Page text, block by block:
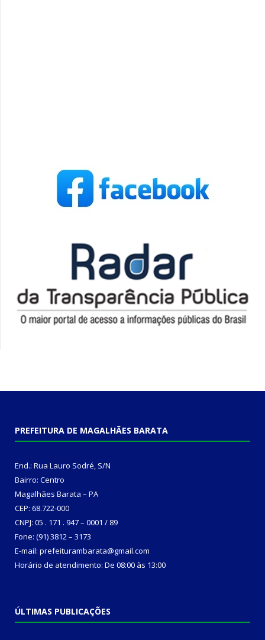
PREFEITURA DE MAGALHÃES BARATA
End.: Rua Lauro Sodré, S/N
Bairro: Centro
Magalhães Barata – PA
CEP: 68.722-000
CNPJ: 05 . 171 . 947 – 0001 / 89
Fone: (91) 3812 – 3173
E-mail: prefeiturambarata@gmail.com
Horário de atendimento: De 08:00 às 13:00
ÚLTIMAS PUBLICAÇÕES